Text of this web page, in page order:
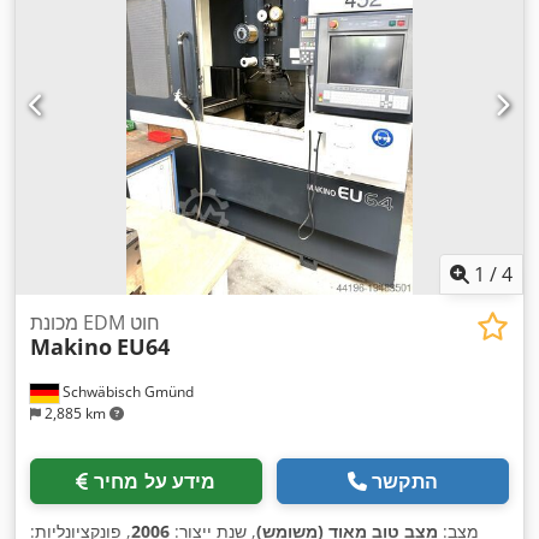
רוחב שולחן:600 מ"מ , משקל כולל: 1,700 ק"ג , אורך שולחן:
, גובה שולחן:380 מ"מ , משקל עצמי: 1,400 ק"ג
האחריות:12 חודשים , עומס שולחן:300 ק"ג , מתח כניסה:
מרחק תנועת הכוש:80 מ"מ , קוטר הציר הראשי:6 מ"מ
80
, אורך מהלך:80 מ"מ , קיבולת מיכל:110 ל
, מהירות חיתוך:
600 מ"מ/דקה
, זרם כניסה: , דיוק מיקום:2 מ"מ , ציוד:תיעוד /
1 /4
Schwäbisch Gmünd
2,885 km
מכונת EDM חוט
Makino EU64
מידע על מחיר התקשר
מצב: מצב טוב מאוד (משומש), שנת ייצור: 2006, פונקציונליות: